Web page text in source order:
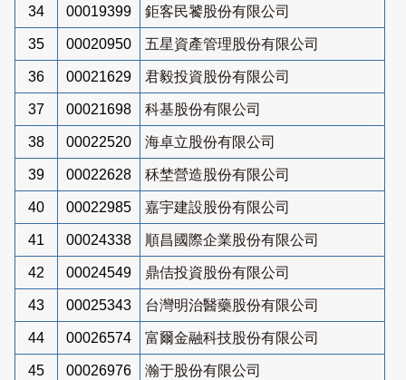
34 00019399 鉅客民饕股份有限公司
35 00020950 五星資產管理股份有限公司
36 00021629 君毅投資股份有限公司
37 00021698 科基股份有限公司
38 00022520 海卓立股份有限公司
39 00022628 秝埜營造股份有限公司
40 00022985 嘉宇建設股份有限公司
41 00024338 順昌國際企業股份有限公司
42 00024549 鼎佶投資股份有限公司
43 00025343 台灣明治醫藥股份有限公司
44 00026574 富爾金融科技股份有限公司
45 00026976 瀚于股份有限公司